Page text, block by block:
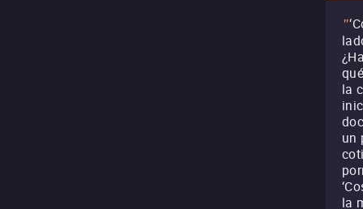
"
la
un
la